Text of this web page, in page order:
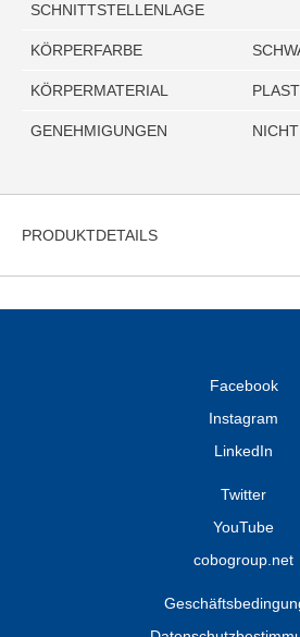
SCHNITTSTELLENLAGE
KÖRPERFARBE
KÖRPERMATERIAL
GENEHMIGUNGEN
PRODUKTDETAILS
Facebook
Instagram
LinkedIn
Twitter
YouTube
cobogroup.net